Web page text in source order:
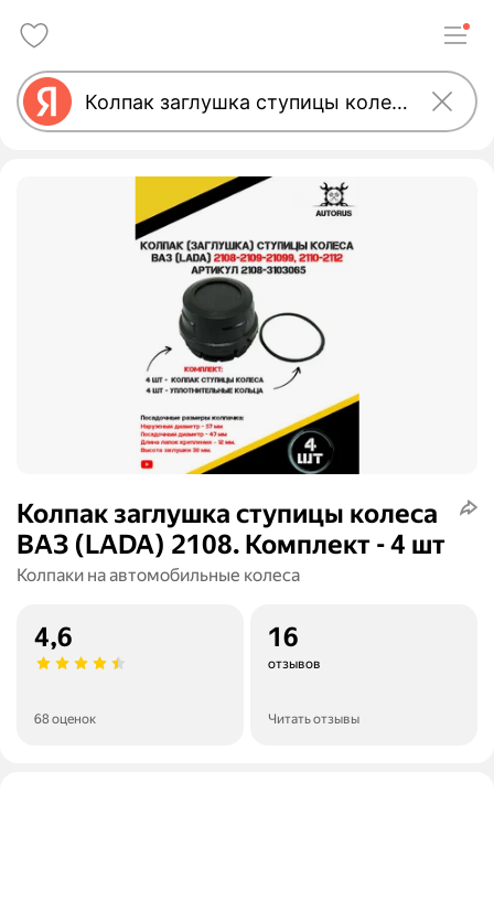
Колпак заглушка ступицы колеса
ВАЗ (LADA) 2108. Комплект - 4 шт
Колпаки на автомобильные колеса
4,6
68 оценок
16
отзывов
Читать отзывы